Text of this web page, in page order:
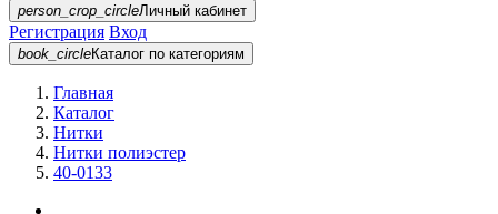
person_crop_circleЛичный кабинет
Регистрация Вход
book_circleКаталог по категориям
Главная
Каталог
Нитки
Нитки полиэстер
40-0133